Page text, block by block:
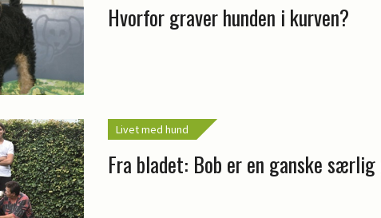
Hvorfor graver hunden i kurven?
Livet med hund
Fra bladet: Bob er en ganske særlig